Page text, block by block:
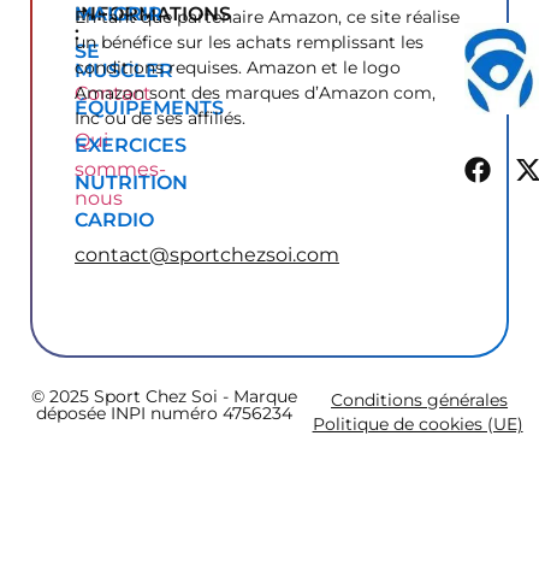
INFORMATIONS
:
Contact
Qui
sommes-
nous
contact@sportchezsoi.com
MAIGRIR
SE
MUSCLER
ÉQUIPEMENTS
EXERCICES
NUTRITION
CARDIO
En tant que partenaire Amazon, ce site réalise
un bénéfice sur les achats remplissant les
conditions requises. Amazon et le logo
Amazon sont des marques d’Amazon com,
Inc ou de ses affiliés.
© 2025 Sport Chez Soi - Marque
déposée INPI numéro 4756234
Conditions générales
Politique de cookies (UE)